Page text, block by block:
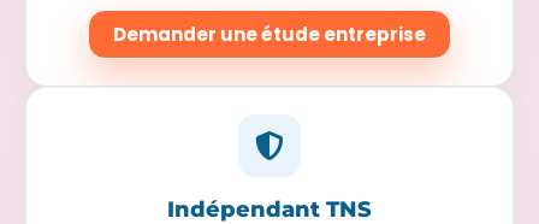
Demander une étude entreprise
Indépendant TNS